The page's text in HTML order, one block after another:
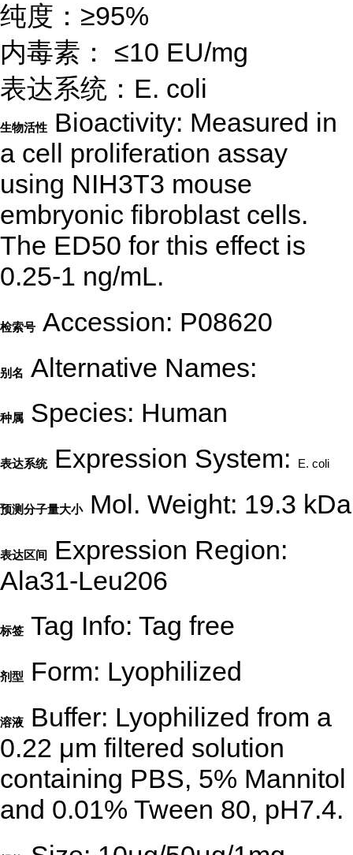
纯度： ≥95%
内毒素：
≤10 EU/mg
表达系统： E. coli
生物活性
Bioactivity: Measured in
a cell proliferation assay
using NIH3T3 mouse
embryonic fibroblast cells.
The ED50 for this effect is
0.25-1 ng/mL.
检索号 Accession: P08620
别名 Alternative Names:
种属 Species: Human
表达系统Expression System: E. coli
预测分子量大小Mol. Weight: 19.3 kDa
表达区间
Expression Region:
Ala31-Leu206
标签 Tag Info: Tag free
剂型 Form: Lyophilized
溶液
Buffer: Lyophilized from a
0.22 μm filtered solution
containing PBS, 5% Mannitol
and 0.01% Tween 80, pH7.4.